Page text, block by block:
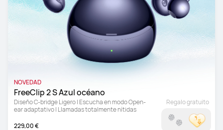
NOVEDAD
FreeClip 2 S Azul océano
Diseño C-bridge Ligero | Escucha en modo Open-
ear adaptativo | Llamadas totalmente nítidas
229,00 €
Regalo gratuito